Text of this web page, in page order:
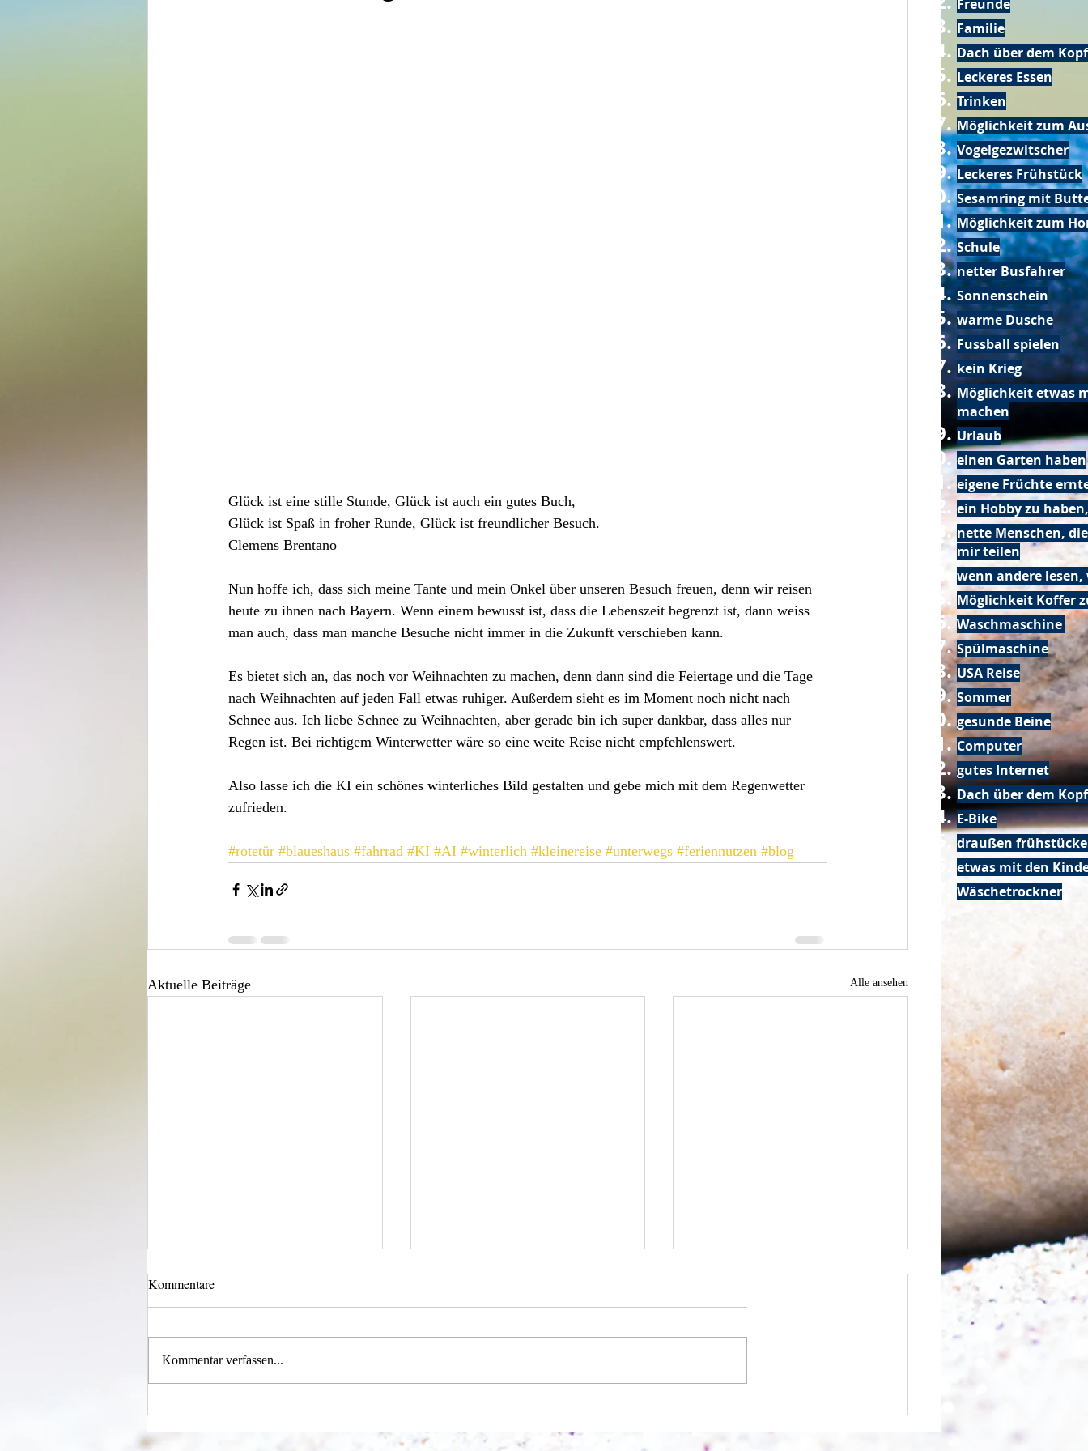
Glück ist eine stille Stunde, Glück ist auch ein gutes Buch,
Glück ist Spaß in froher Runde, Glück ist freundlicher Besuch.
Clemens Brentano
Nun hoffe ich, dass sich meine Tante und mein Onkel über unseren Besuch freuen, denn wir reisen
heute zu ihnen nach Bayern. Wenn einem bewusst ist, dass die Lebenszeit begrenzt ist, dann weiss
man auch, dass man manche Besuche nicht immer in die Zukunft verschieben kann.
Es bietet sich an, das noch vor Weihnachten zu machen, denn dann sind die Feiertage und die Tage
nach Weihnachten auf jeden Fall etwas ruhiger. Außerdem sieht es im Moment noch nicht nach
Schnee aus. Ich liebe Schnee zu Weihnachten, aber gerade bin ich super dankbar, dass alles nur
Regen ist. Bei richtigem Winterwetter wäre so eine weite Reise nicht empfehlenswert.
Also lasse ich die KI ein schönes winterliches Bild gestalten und gebe mich mit dem Regenwetter
zufrieden.
#rotetür #blaueshaus #fahrrad #KI #AI #winterlich #kleinereise #unterwegs #feriennutzen #blog
Aktuelle Beiträge Alle ansehen
Einen Berg abtragen
Kommentare
Kommentar verfassen...
Freunde
Familie
Dach über dem Kopf
Leckeres Essen
Trinken
Möglichkeit zum
Vogelgezwitscher
Leckeres Frühstück
Sesamring mit
Möglichkeit zum
Schule
netter Busfahrer
Sonnenschein
warme Dusche
Fussball spielen
kein Krieg
Möglichkeit etwas
machen
Urlaub
einen Garten haben
eigene Früchte
ein Hobby zu
nette Menschen,
mir teilen
wenn andere lesen,
Möglichkeit Koffer
Waschmaschine
Spülmaschine
USA Reise
Sommer
gesunde Beine
Computer
gutes Internet
Dach über dem Kopf
E-Bike
draußen
etwas mit den
Wäschetrockner